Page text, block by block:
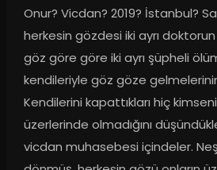
Onur? Vicdan? 2019? İstanbul?
herkesin gözdesi iki ayrı
göz göre göre iki ayrı şüpheli
kendileriyle göz göze
Kendilerini kapattıkları hiç
üzerlerinde olmadığını
vicdan muhasebesi içindeler.